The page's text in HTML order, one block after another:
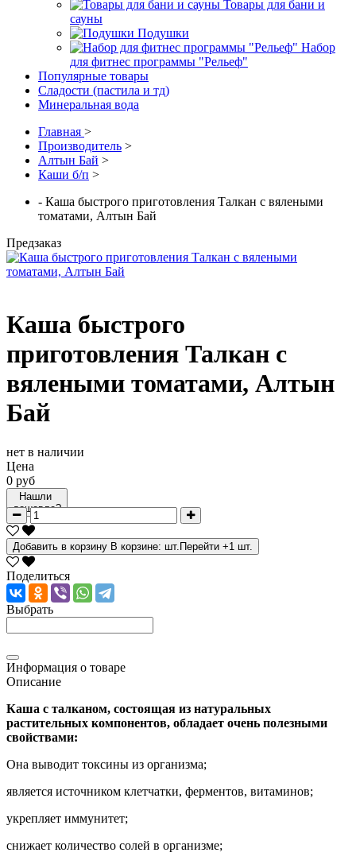
Товары для бани и
сауны
Подушки
Набор
для фитнес программы "Рельеф"
Популярные товары
Сладости (пастила и тд)
Минеральная вода
Главная >
Производитель >
Алтын Бай >
Каши б/п >
- Каша быстрого приготовления Талкан с вялеными
томатами, Алтын Бай
Предзаказ
Каша быстрого
приготовления Талкан с
вялеными томатами, Алтын
Бай
нет в наличии
Цена
0 руб
Нашли
дешевле?
Добавить в корзину В корзине: шт. Перейти +1 шт.
Поделиться
Выбрать
Информация о товаре
Описание
Каша с талканом, состоящая из натуральных
растительных компонентов, обладает очень полезными
свойствами:
Она выводит токсины из организма;
является источником клетчатки, ферментов, витаминов;
укрепляет иммунитет;
снижает количество солей в организме;